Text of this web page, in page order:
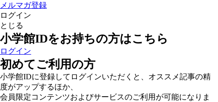
メルマガ登録
ログイン
とじる
小学館IDをお持ちの方はこちら
ログイン
初めてご利用の方
小学館IDに登録してログインいただくと、オススメ記事の精
度がアップするほか、
会員限定コンテンツおよびサービスのご利用が可能になりま